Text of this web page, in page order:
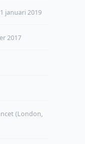
januari 2019
2017
(London,